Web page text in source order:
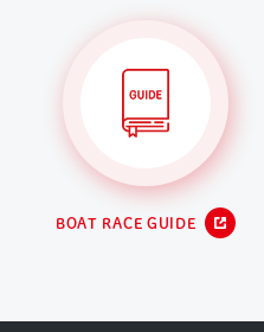
BOAT RACE GUIDE